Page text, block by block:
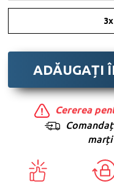
3x
ADĂUGAȚI
Cererea
marți